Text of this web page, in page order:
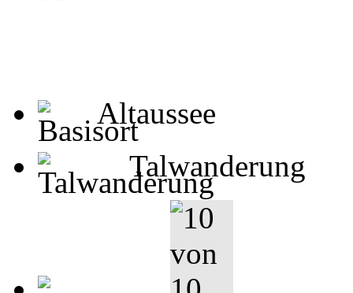
Altaussee
Talwanderung